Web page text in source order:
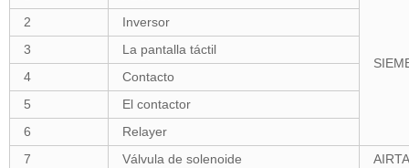
2
Inversor
3
La pantalla táctil
4
Contacto
5
El contactor
6
Relayer
7
Válvula de solenoide